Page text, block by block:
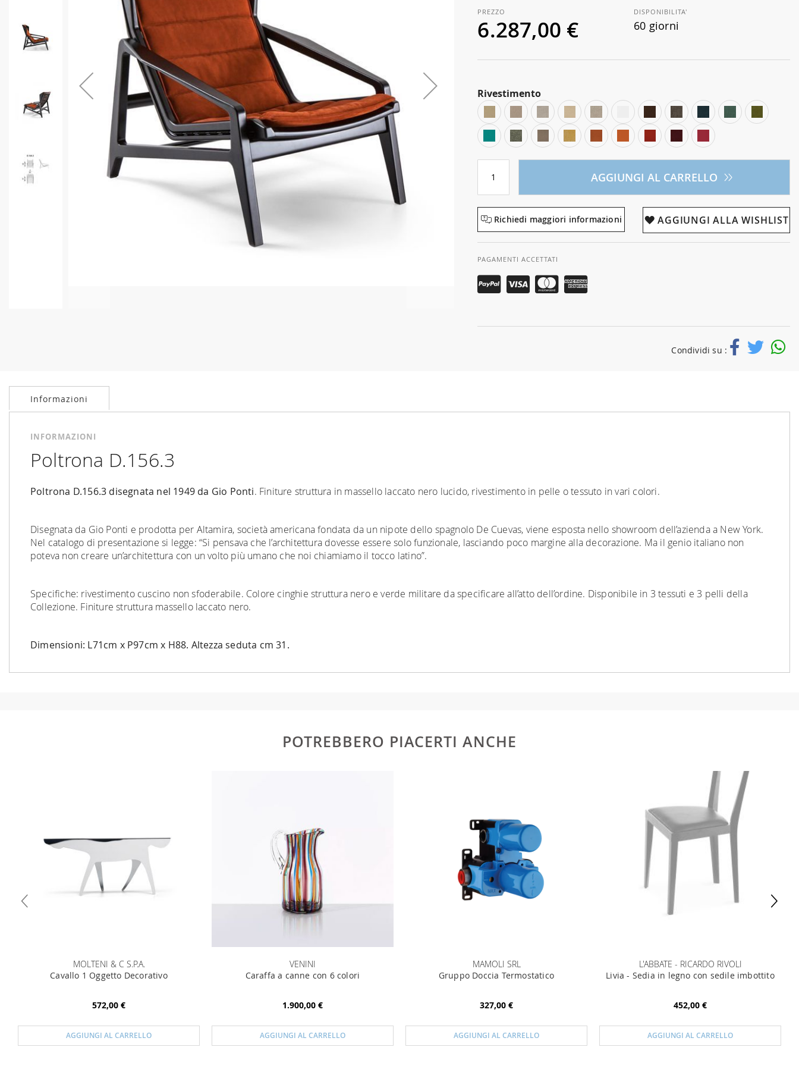
6.287,00 €
DISPONIBILITA'
60 giorni
Rivestimento
AGGIUNGI AL CARRELLO
Richiedi maggiori informazioni AGGIUNGI ALLA WISHLIST
PAGAMENTI ACCETTATI
Condividi su :
Informazioni
INFORMAZIONI
Poltrona D.156.3
Poltrona D.156.3 disegnata nel 1949 da Gio Ponti. Finiture struttura in massello laccato nero lucido, rivestimento in pelle o tessuto in vari colori.
Disegnata da Gio Ponti e prodotta per Altamira, società americana fondata da un nipote dello spagnolo De Cuevas, viene esposta nello showroom dell’azienda a New York.
Nel catalogo di presentazione si legge: “Si pensava che l’architettura dovesse essere solo funzionale, lasciando poco margine alla decorazione. Ma il genio italiano non
poteva non creare un’architettura con un volto più umano che noi chiamiamo il tocco latino”.
Specifiche: rivestimento cuscino non sfoderabile. Colore cinghie struttura nero e verde militare da specificare all’atto dell’ordine. Disponibile in 3 tessuti e 3 pelli della
Collezione. Finiture struttura massello laccato nero.
Dimensioni: L71cm x P97cm x H88. Altezza seduta cm 31.
POTREBBERO PIACERTI ANCHE
MOLTENI & C S.P.A.
Cavallo 1 Oggetto Decorativo
572,00 €
AGGIUNGI AL CARRELLO
VENINI
Caraffa a canne con 6 colori
1.900,00 €
AGGIUNGI AL CARRELLO
MAMOLI SRL
Gruppo Doccia Termostatico
327,00 €
AGGIUNGI AL CARRELLO
L'ABBATE - RICARDO RIVOLI
Livia - Sedia in legno con sedile imbottito
452,00 €
AGGIUNGI AL CARRELLO